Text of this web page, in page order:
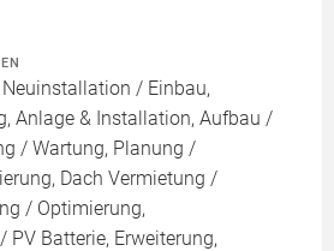
/ Einbau,
Anlage & Installation, Aufbau /
/ Wartung, Planung /
Dach Vermietung /
/ Optimierung,
PV Batterie, Erweiterung,